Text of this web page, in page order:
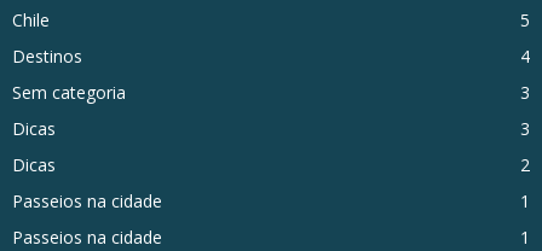
Chile
5
Destinos
4
Sem categoria
3
Dicas
3
Dicas
2
Passeios na cidade
1
Passeios na cidade
1